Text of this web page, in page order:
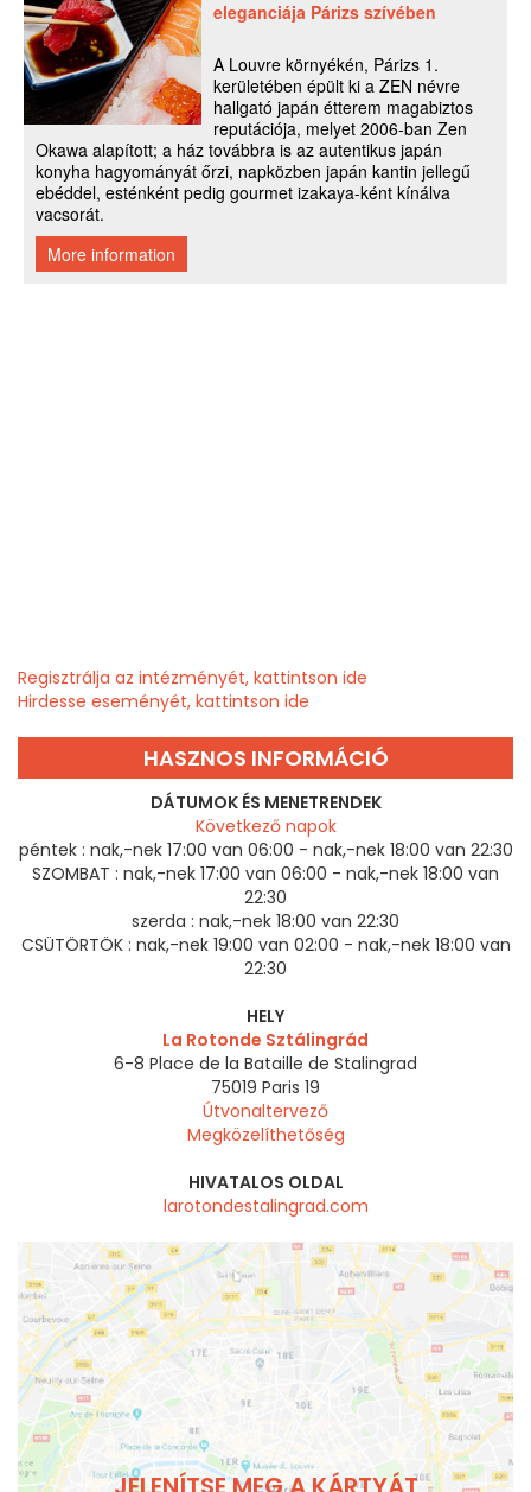
Regisztrálja az intézményét, kattintson ide
Hirdesse eseményét, kattintson ide
HASZNOS INFORMÁCIÓ
DÁTUMOK ÉS MENETRENDEK
Következő napok
péntek : nak,-nek 17:00 van 06:00 - nak,-nek 18:00 van 22:30
SZOMBAT : nak,-nek 17:00 van 06:00 - nak,-nek 18:00 van
22:30
szerda : nak,-nek 18:00 van 22:30
CSÜTÖRTÖK : nak,-nek 19:00 van 02:00 - nak,-nek 18:00 van
22:30
HELY
La Rotonde Sztálingrád
6-8 Place de la Bataille de Stalingrad
75019 Paris 19
Útvonaltervező
Megközelíthetőség
HIVATALOS OLDAL
larotondestalingrad.com